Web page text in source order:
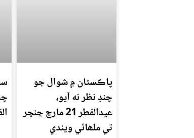
پاڪستان ۾ شوال جو
چنڊ نظر نه آيو،
عيدالفطر 21 مارچ ڇنڇر
تي ملھائي ويندي